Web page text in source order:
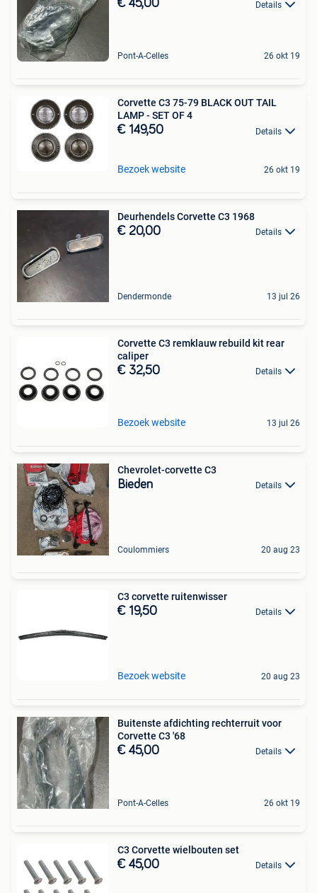
€ 45,00 Details
Pont-A-Celles 26 okt 19
Corvette C3 75-79 BLACK OUT TAIL
LAMP - SET OF 4
€ 149,50 Details
Bezoek website 26 okt 19
Deurhendels Corvette C3 1968
€ 20,00 Details
Dendermonde 13 jul 26
Corvette C3 remklauw rebuild kit rear
caliper
€ 32,50 Details
Bezoek website 13 jul 26
Chevrolet-corvette C3
Bieden Details
Coulommiers 20 aug 23
C3 corvette ruitenwisser
€ 19,50 Details
Bezoek website 20 aug 23
Buitenste afdichting rechterruit voor
Corvette C3 '68
€ 45,00 Details
Pont-A-Celles 26 okt 19
C3 Corvette wielbouten set
€ 45,00 Details